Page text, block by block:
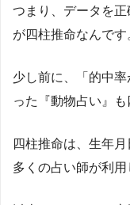
つまり、データを
が四柱推命なんです
少し前に、「的中
った『動物占い』
四柱推命は、生年
多くの占い師が利用